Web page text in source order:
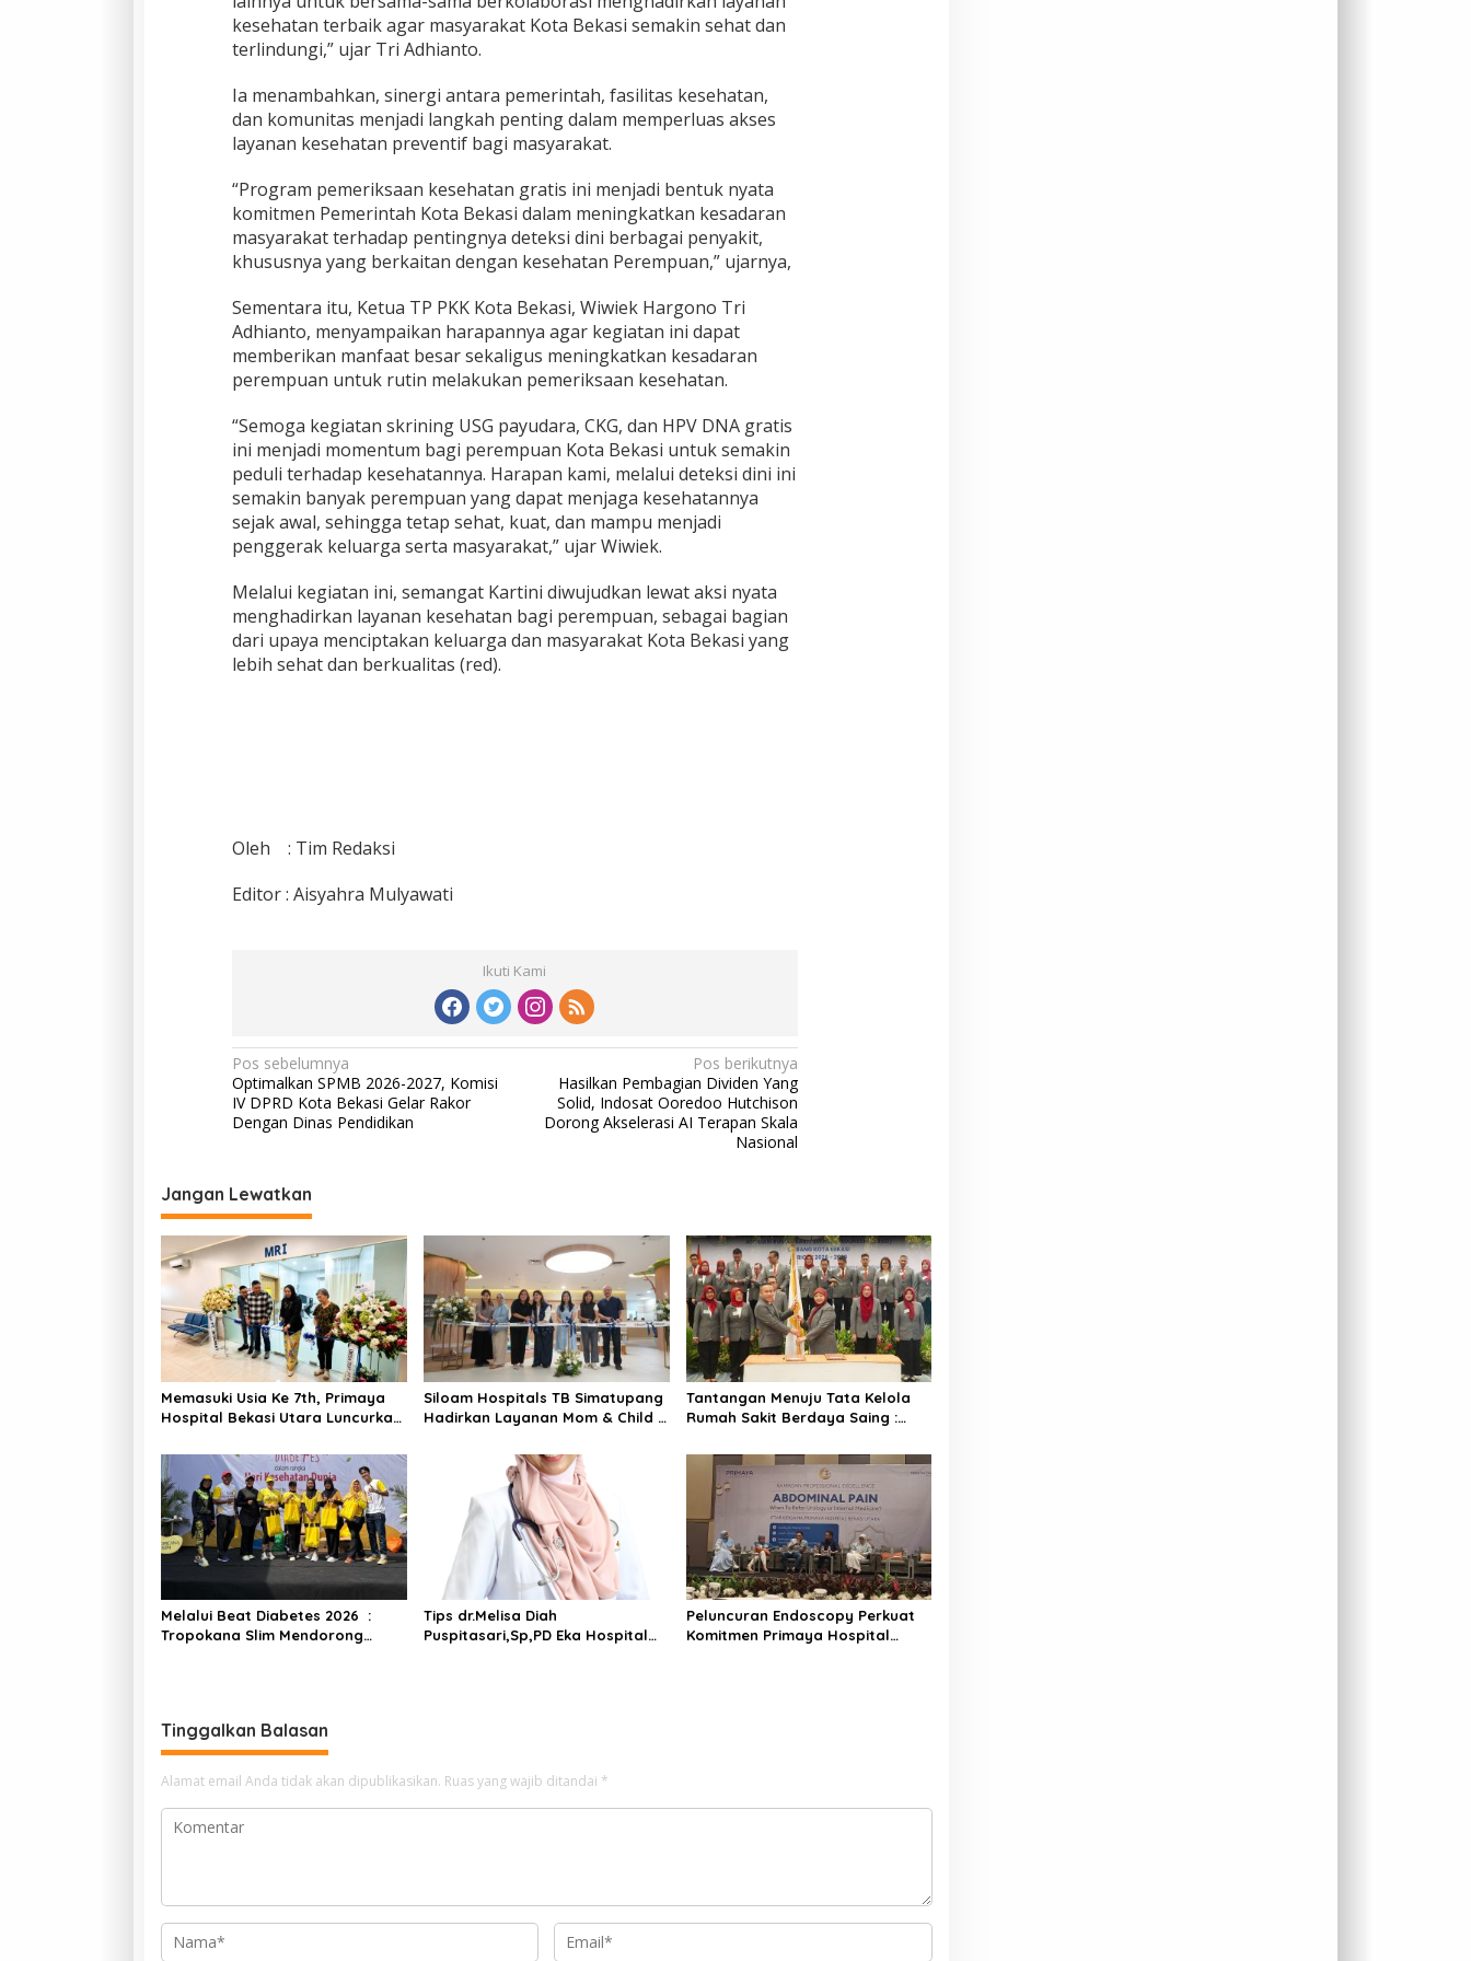
kesehatan terbaik agar masyarakat Kota Bekasi semakin sehat dan
terlindungi,” ujar Tri Adhianto.
Ia menambahkan, sinergi antara pemerintah, fasilitas kesehatan,
dan komunitas menjadi langkah penting dalam memperluas akses
layanan kesehatan preventif bagi masyarakat.
“Program pemeriksaan kesehatan gratis ini menjadi bentuk nyata
komitmen Pemerintah Kota Bekasi dalam meningkatkan kesadaran
masyarakat terhadap pentingnya deteksi dini berbagai penyakit,
khususnya yang berkaitan dengan kesehatan Perempuan,” ujarnya,
Sementara itu, Ketua TP PKK Kota Bekasi, Wiwiek Hargono Tri
Adhianto, menyampaikan harapannya agar kegiatan ini dapat
memberikan manfaat besar sekaligus meningkatkan kesadaran
perempuan untuk rutin melakukan pemeriksaan kesehatan.
“Semoga kegiatan skrining USG payudara, CKG, dan HPV DNA gratis
ini menjadi momentum bagi perempuan Kota Bekasi untuk semakin
peduli terhadap kesehatannya. Harapan kami, melalui deteksi dini ini
semakin banyak perempuan yang dapat menjaga kesehatannya
sejak awal, sehingga tetap sehat, kuat, dan mampu menjadi
penggerak keluarga serta masyarakat,” ujar Wiwiek.
Melalui kegiatan ini, semangat Kartini diwujudkan lewat aksi nyata
menghadirkan layanan kesehatan bagi perempuan, sebagai bagian
dari upaya menciptakan keluarga dan masyarakat Kota Bekasi yang
lebih sehat dan berkualitas (red).
Oleh : Tim Redaksi
Editor : Aisyahra Mulyawati
Ikuti Kami
Navigasi
pos
Pos sebelumnya
Optimalkan SPMB 2026-2027, Komisi
IV DPRD Kota Bekasi Gelar Rakor
Dengan Dinas Pendidikan
Pos berikutnya
Hasilkan Pembagian Dividen Yang
Solid, Indosat Ooredoo Hutchison
Dorong Akselerasi AI Terapan Skala
Nasional
Jangan Lewatkan
Memasuki Usia Ke 7th, Primaya
Hospital Bekasi Utara Luncurkan
Wellness Center, Brain Dan
Neurospine Center
Siloam Hospitals TB Simatupang
Hadirkan Layanan Mom & Child T
ari Kehamilan Hingga Tumbuh Ke
mbang Anak
Tantangan Menuju Tata Kelola
Rumah Sakit Berdaya Saing :
Cabang Kota Bekasi Resmi Di
Lantik
Melalui Beat Diabetes 2026 :
Tropokana Slim Mendorong
Tips dr.Melisa Diah
Puspitasari,Sp,PD Eka Hospital
Peluncuran Endoscopy Perkuat
Komitmen Primaya Hospital
Tinggalkan Balasan
Alamat email Anda tidak akan dipublikasikan. Ruas yang wajib ditandai *